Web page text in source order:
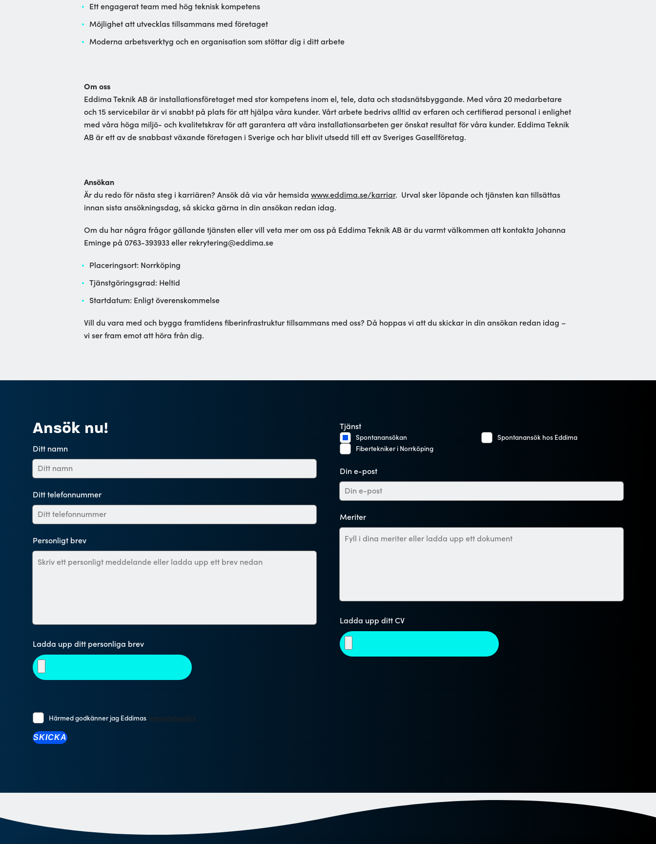
Ett engagerat team med hög teknisk kompetens
Möjlighet att utvecklas tillsammans med företaget
Moderna arbetsverktyg och en organisation som stöttar dig i ditt arbete
Om oss
Eddima Teknik AB är installationsföretaget med stor kompetens inom el, tele, data och stadsnätsbyggande. Med våra 20 medarbetare
och 15 servicebilar är vi snabbt på plats för att hjälpa våra kunder. Vårt arbete bedrivs alltid av erfaren och certifierad personal i enlighet
med våra höga miljö- och kvalitetskrav för att garantera att våra installationsarbeten ger önskat resultat för våra kunder. Eddima Teknik
AB är ett av de snabbast växande företagen i Sverige och har blivit utsedd till ett av Sveriges Gasellföretag.
Ansökan
Är du redo för nästa steg i karriären? Ansök då via vår hemsida www.eddima.se/karriar. Urval sker löpande och tjänsten kan tillsättas
innan sista ansökningsdag, så skicka gärna in din ansökan redan idag.
Om du har några frågor gällande tjänsten eller vill veta mer om oss på Eddima Teknik AB är du varmt välkommen att kontakta Johanna
Eminge på 0763-393933 eller rekrytering@eddima.se
Placeringsort: Norrköping
Tjänstgöringsgrad: Heltid
Startdatum: Enligt överenskommelse
Vill du vara med och bygga framtidens fiberinfrastruktur tillsammans med oss? Då hoppas vi att du skickar in din ansökan redan idag –
vi ser fram emot att höra från dig.
Ansök nu!
Ditt namn
Ditt telefonnummer
Personligt brev
Ladda upp ditt personliga brev
Tjänst
Spontanansökan
Spontanansök hos Eddima
Fibertekniker i Norrköping
Din e-post
Meriter
Ladda upp ditt CV
Härmed godkänner jag Eddimas integritetspolicy.